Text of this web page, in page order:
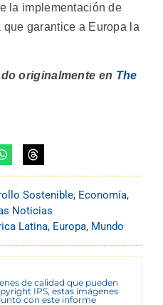
la implementación de
garantice a Europa la
originalmente en The
Sostenible, Economía,
Noticias
Latina, Europa, Mundo
de calidad que pueden
IPS, estas imágenes
con este informe